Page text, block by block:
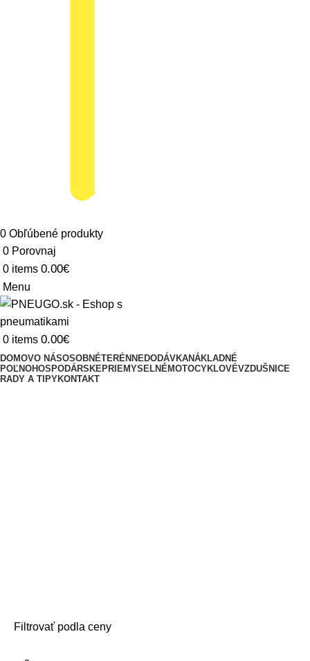
0 Obľúbené produkty
0 Porovnaj
0 items 0.00€
Menu
0 items 0.00€
DOMOVO NÁSOSOBNÉTERÉNNEDODÁVKANÁKLADNÉ
POĽNOHOSPODÁRSKEPRIEMYSELNÉMOTOCYKLOVÉVZDUŠNICE
RADY A TIPYKONTAKT
Filtrovať podla ceny